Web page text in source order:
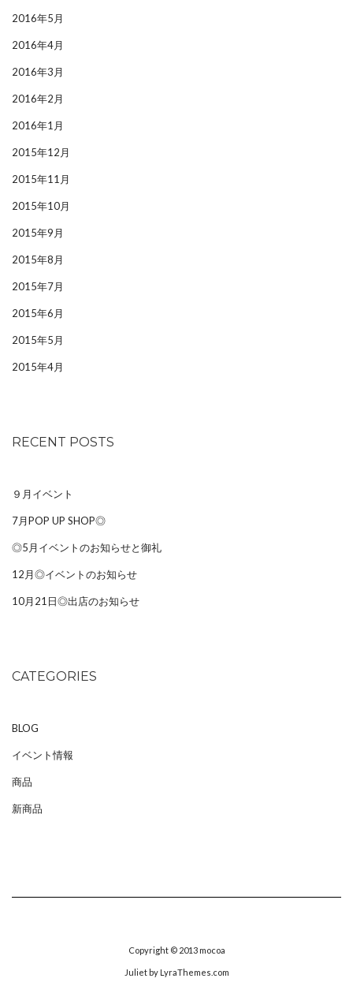
2016年5月
2016年4月
2016年3月
2016年2月
2016年1月
2015年12月
2015年11月
2015年10月
2015年9月
2015年8月
2015年7月
2015年6月
2015年5月
2015年4月
RECENT POSTS
９月イベント
7月POP UP SHOP◎
◎5月イベントのお知らせと御礼
12月◎イベントのお知らせ
10月21日◎出店のお知らせ
CATEGORIES
BLOG
イベント情報
商品
新商品
Copyright © 2013 mocoa
Julietby LyraThemes.com